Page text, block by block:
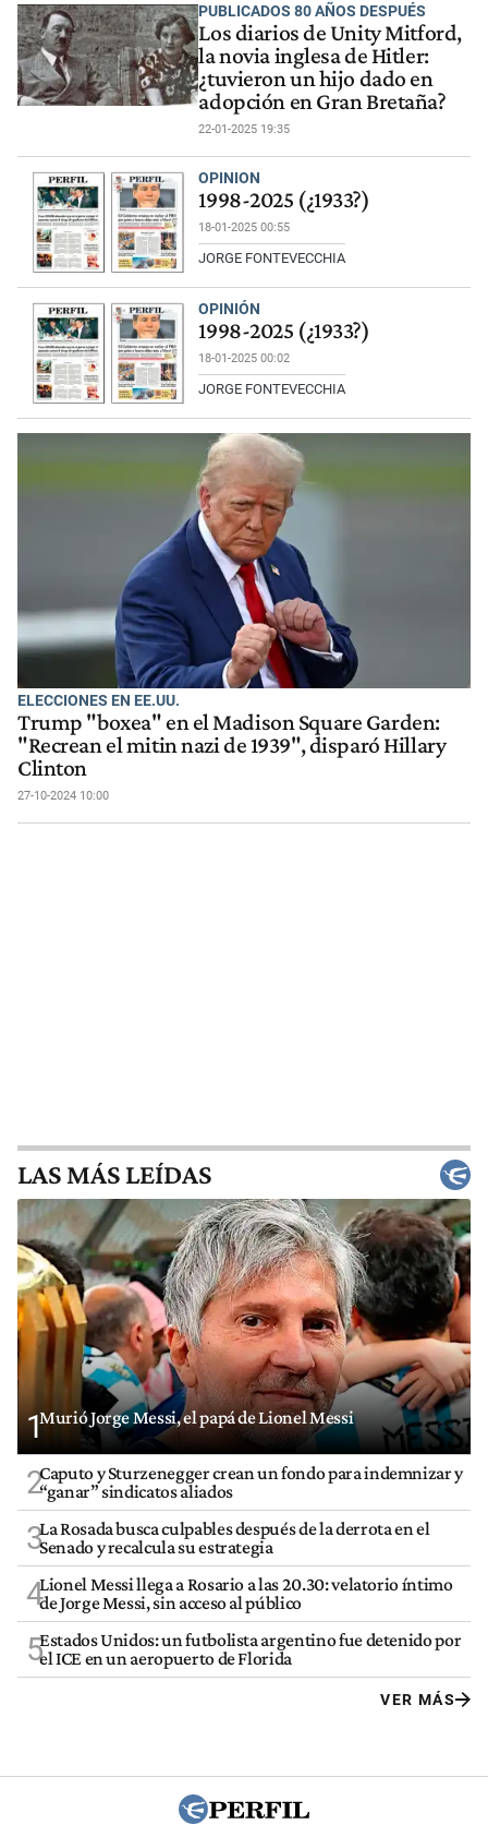
PUBLICADOS 80 AÑOS DESPUÉS
Los diarios de Unity Mitford,
la novia inglesa de Hitler:
¿tuvieron un hijo dado en
adopción en Gran Bretaña?
22-01-2025 19:35
OPINION
1998-2025 (¿1933?)
18-01-2025 00:55
JORGE FONTEVECCHIA
OPINIÓN
1998-2025 (¿1933?)
18-01-2025 00:02
JORGE FONTEVECCHIA
ELECCIONES EN EE.UU.
Trump "boxea" en el Madison Square Garden:
"Recrean el mitin nazi de 1939", disparó Hillary
Clinton
27-10-2024 10:00
LAS MÁS LEÍDAS
1Murió Jorge Messi, el papá de Lionel Messi
2Caputo y Sturzenegger crean un fondo para indemnizar y
“ganar” sindicatos aliados
3La Rosada busca culpables después de la derrota en el
Senado y recalcula su estrategia
4Lionel Messi llega a Rosario a las 20.30: velatorio íntimo
de Jorge Messi, sin acceso al público
5Estados Unidos: un futbolista argentino fue detenido por
el ICE en un aeropuerto de Florida
VER MÁS